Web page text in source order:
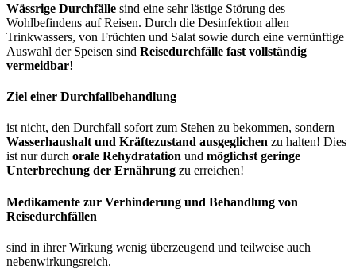
Wässrige Durchfälle sind eine sehr lästige Störung des
Wohlbefindens auf Reisen. Durch die Desinfektion allen
Trinkwassers, von Früchten und Salat sowie durch eine vernünftige
Auswahl der Speisen sind Reisedurchfälle fast vollständig
vermeidbar!
Ziel einer Durchfallbehandlung
ist nicht, den Durchfall sofort zum Stehen zu bekommen, sondern
Wasserhaushalt und Kräftezustand ausgeglichen zu halten! Dies
ist nur durch orale Rehydratation und möglichst geringe
Unterbrechung der Ernährung zu erreichen!
Medikamente zur Verhinderung und Behandlung von
Reisedurchfällen
sind in ihrer Wirkung wenig überzeugend und teilweise auch
nebenwirkungsreich.